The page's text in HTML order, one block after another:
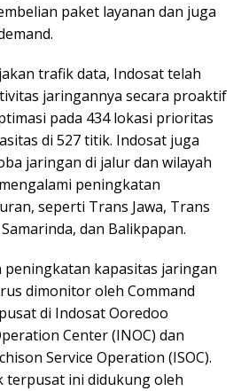
paket layanan dan juga
trafik data, Indosat telah
jaringannya secara proaktif
pada 434 lokasi prioritas
di 527 titik. Indosat juga
jaringan di jalur dan wilayah
peningkatan
seperti Trans Jawa, Trans
dan Balikpapan.
peningkatan kapasitas jaringan
dimonitor oleh Command
di Indosat Ooredoo
Center (INOC) dan
Service Operation (ISOC).
terpusat ini didukung oleh